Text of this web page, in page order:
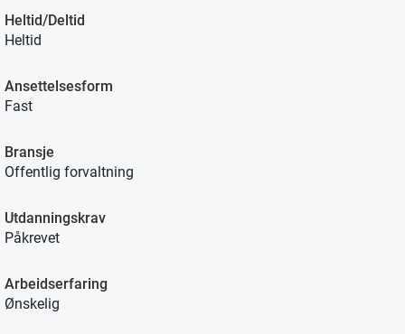
Heltid/Deltid
Heltid
Ansettelsesform
Fast
Bransje
Offentlig forvaltning
Utdanningskrav
Påkrevet
Arbeidserfaring
Ønskelig